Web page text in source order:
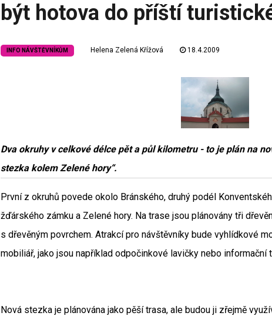
být hotova do příští
INFO NÁVŠTĚVNÍKŮM Helena Zelená Křížová 18.4.2009
Dva okruhy v celkové délce pět a půl kilometru - to je plán na
stezka kolem Zelené hory“.
První z okruhů povede okolo Bránského, druhý podél
žďárského zámku a Zelené hory. Na trase jsou plánovány tři
s dřevěným povrchem. Atrakcí pro návštěvníky bude vyhlídkové
mobiliář, jako jsou například odpočinkové lavičky nebo informační
Nová stezka je plánována jako pěší trasa, ale budou ji zřejmě